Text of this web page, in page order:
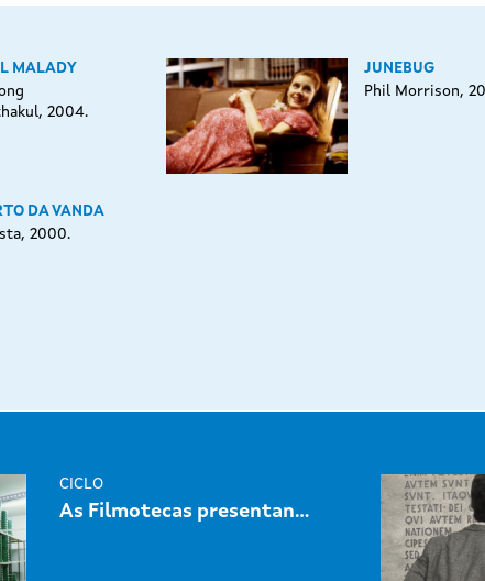
MALADY
2004.
JUNEBUG
Phil Morrison,
DA VANDA
2000.
CICLO
As Filmotecas presentan...